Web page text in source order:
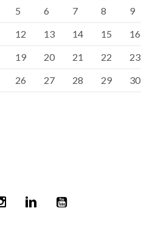
5 6 7 8
9
12 13 14 15
16
19 20 21 22
23
26 27 28 29
30